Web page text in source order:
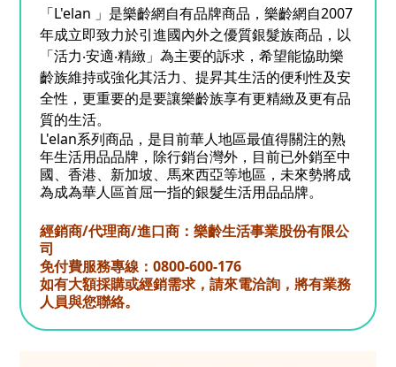
「L'elan 」是樂齡網自有品牌商品，樂齡網自2007
年成立即致力於引進國內外之優質銀髮族商品，以
「活力‧安適‧精緻」為主要的訴求，希望能協助樂
齡族維持或強化其活力、提昇其生活的便利性及安
全性，更重要的是要讓樂齡族享有更精緻及更有品
質的生活。
L'elan系列商品，是目前華人地區最值得關注的熟
年生活用品品牌，除行銷台灣外，目前已外銷至中
國、香港、新加坡、馬來西亞等地區，未來勢將成
為成為華人區首屈一指的銀髮生活用品品牌。
經銷商/代理商/進口商：樂齡生活事業股份有限公
司
免付費服務專線：0800-600-176
如有大額採購或經銷需求，請來電洽詢，將有業務
人員與您聯絡。